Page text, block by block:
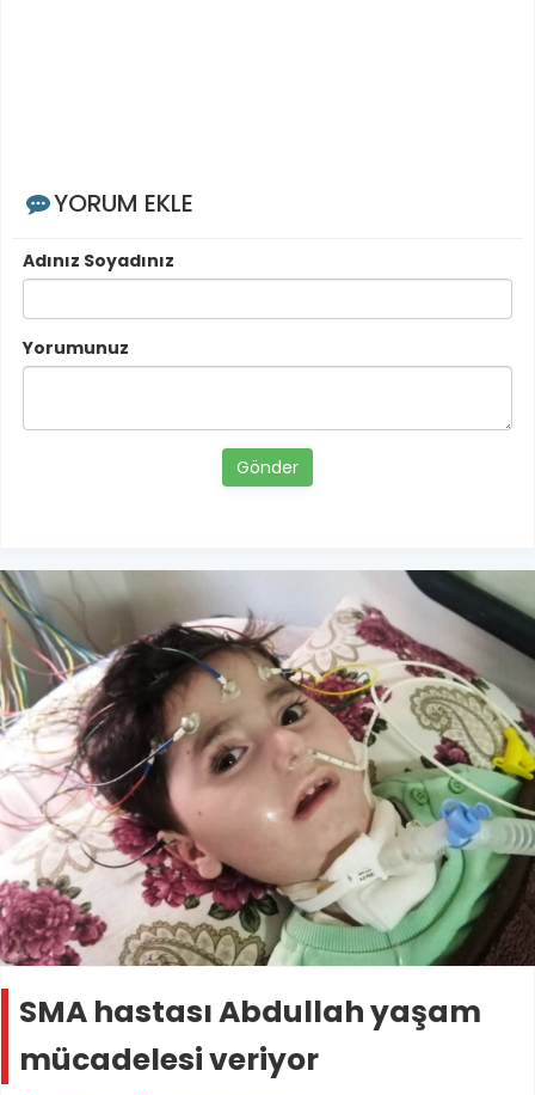
YORUM EKLE
Adınız Soyadınız
Yorumunuz
Gönder
SMA hastası Abdullah yaşam
mücadelesi veriyor